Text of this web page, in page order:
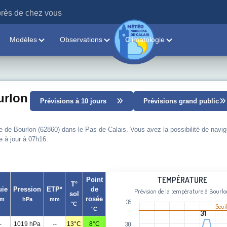
de chez vous
Modèles Observations Climatologie
Prévisions à 10 jours Prévisions grand public
Bourlon (62860) dans le Pas-de-Calais. Vous avez la possibilité de
à jour à 07h16.
Pression
hPa
ETP*
mm
T°
sol
°C
Point
de
rosée
°C
1019 hPa -- 13°C 8°C
Line chart with 98 data points.
Prévision de la température à
View as data table, Température
TEMPÉRATURE
Prévision de la température à
31
31
30
35